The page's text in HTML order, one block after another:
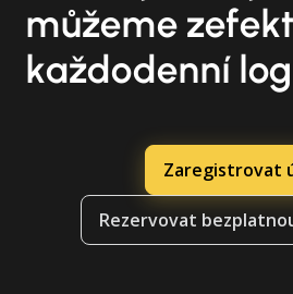
můžeme
každodenní
Zaregistrovat
Rezervovat